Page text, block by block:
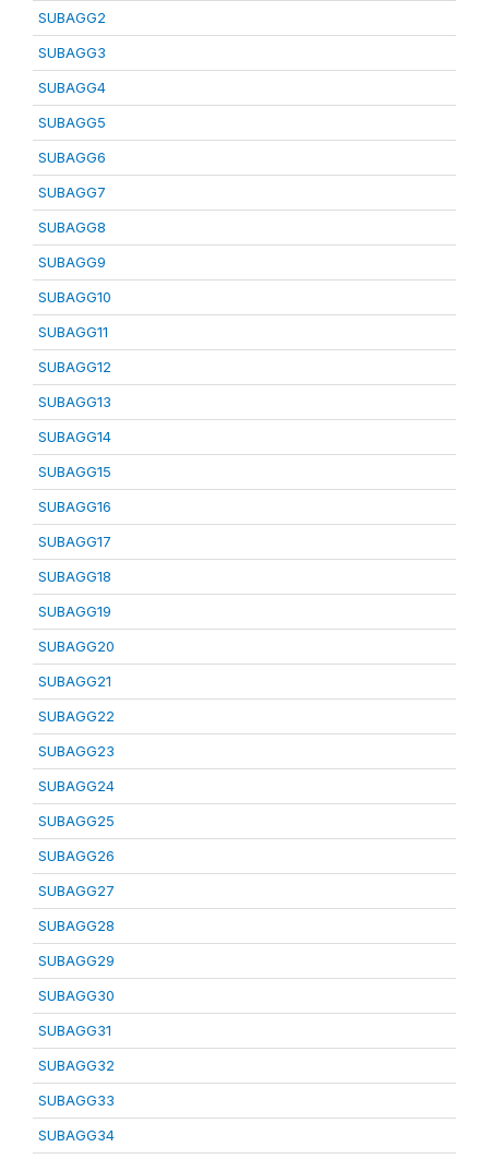
SUBAGG2
SUBAGG3
SUBAGG4
SUBAGG5
SUBAGG6
SUBAGG7
SUBAGG8
SUBAGG9
SUBAGG10
SUBAGG11
SUBAGG12
SUBAGG13
SUBAGG14
SUBAGG15
SUBAGG16
SUBAGG17
SUBAGG18
SUBAGG19
SUBAGG20
SUBAGG21
SUBAGG22
SUBAGG23
SUBAGG24
SUBAGG25
SUBAGG26
SUBAGG27
SUBAGG28
SUBAGG29
SUBAGG30
SUBAGG31
SUBAGG32
SUBAGG33
SUBAGG34